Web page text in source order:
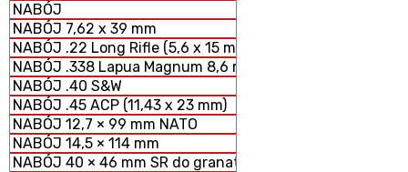
NABÓJ
NABÓJ 7,62 x 39 mm
NABÓJ .22 Long Rifle (5,6 x 15 mm)
NABÓJ .338 Lapua Magnum 8,6 mm
NABÓJ .40 S&W
NABÓJ .45 ACP (11,43 x 23 mm)
NABÓJ 12,7 × 99 mm NATO
NABÓJ 14,5 × 114 mm
NABÓJ 40 × 46 mm SR do granatników